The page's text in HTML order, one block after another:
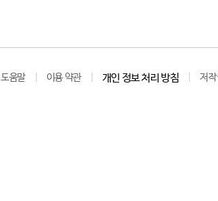
도움말 이용 약관 개인 정보 처리 방침 저